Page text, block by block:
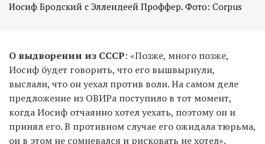
Иосиф Бродский с Эллендеей Проффер. Фото: Corpus
О выдворении из СССР: «Позже, много позже,
Иосиф будет говорить, что его вышвырнули,
выслали, что он уехал против воли. На самом деле
предложение из ОВИРа поступило в тот момент,
когда Иосиф отчаянно хотел уехать, поэтому он и
принял его. В противном случае его ожидала тюрьма,
он в этом не сомневался и рисковать не хотел».